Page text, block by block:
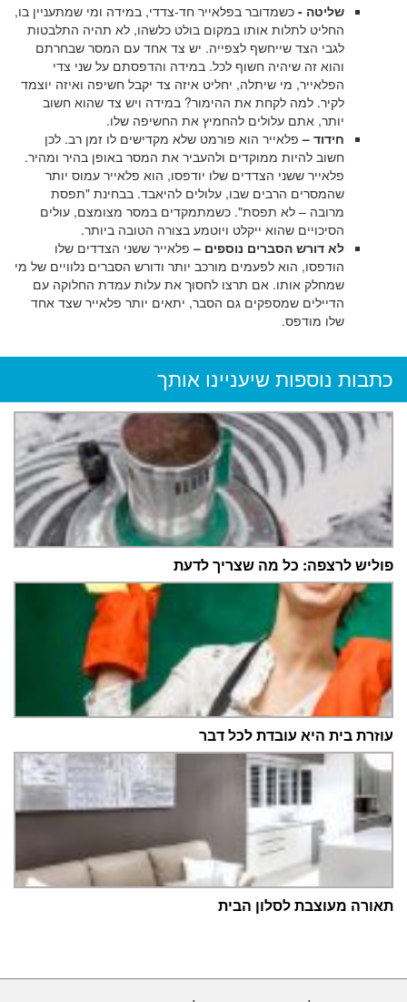
שליטה - כשמדובר בפלאייר חד-צדדי, במידה ומי שמתעניין בו,
החליט לתלות אותו במקום בולט כלשהו, לא תהיה התלבטות
לגבי הצד שייחשף לצפייה. יש צד אחד עם המסר שבחרתם
והוא זה שיהיה חשוף לכל. במידה והדפסתם על שני צדי
הפלאייר, מי שיתלה, יחליט איזה צד יקבל חשיפה ואיזה יוצמד
לקיר. למה לקחת את ההימור? במידה ויש צד שהוא חשוב
יותר, אתם עלולים להחמיץ את החשיפה שלו.
חידוד –פלאייר הוא פורמט שלא מקדישים לו זמן רב. לכן
חשוב להיות ממוקדים ולהעביר את המסר באופן בהיר ומהיר.
פלאייר ששני הצדדים שלו יודפסו, הוא פלאייר עמוס יותר
שהמסרים הרבים שבו, עלולים להיאבד. בבחינת "תפסת
מרובה – לא תפסת". כשמתמקדים במסר מצומצם, עולים
הסיכויים שהוא ייקלט ויוטמע בצורה הטובה ביותר.
לא דורש הסברים נוספים –פלאייר ששני הצדדים שלו
הודפסו, הוא לפעמים מורכב יותר ודורש הסברים נלוויים של מי
שמחלק אותו. אם תרצו לחסוך את עלות עמדת החלוקה עם
הדיילים שמספקים גם הסבר, יתאים יותר פלאייר שצד אחד
שלו מודפס.
כתבות נוספות שיעניינו אותך
פוליש לרצפה: כל מה שצריך לדעת
עוזרת בית היא עובדת לכל דבר
תאורה מעוצבת לסלון הבית